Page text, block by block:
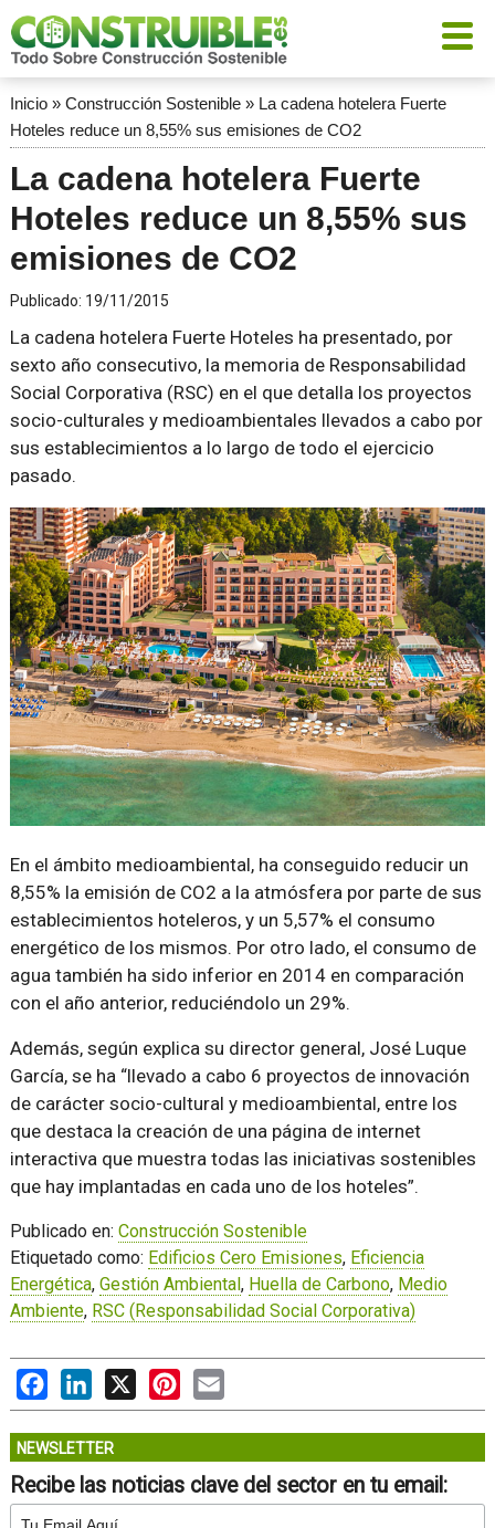
Inicio» Construcción Sostenible» La cadena hotelera Fuerte
Hoteles reduce un 8,55% sus emisiones de CO2
La cadena hotelera Fuerte
Hoteles reduce un 8,55% sus
emisiones de CO2
Publicado: 19/11/2015
La cadena hotelera Fuerte Hoteles ha presentado, por
sexto año consecutivo, la memoria de Responsabilidad
Social Corporativa (RSC) en el que detalla los proyectos
socio-culturales y medioambientales llevados a cabo por
sus establecimientos a lo largo de todo el ejercicio
pasado.
En el ámbito medioambiental, ha conseguido reducir un
8,55% la emisión de CO2 a la atmósfera por parte de sus
establecimientos hoteleros, y un 5,57% el consumo
energético de los mismos. Por otro lado, el consumo de
agua también ha sido inferior en 2014 en comparación
con el año anterior, reduciéndolo un 29%.
Además, según explica su director general, José Luque
García, se ha llevado a cabo 6 proyectos de innovación
de carácter socio-cultural y medioambiental, entre los
que destaca la creación de una página de internet
interactiva que muestra todas las iniciativas sostenibles
que hay implantadas en cada uno de los hoteles .
Publicado en: Construcción Sostenible
Etiquetado como: Edificios Cero Emisiones, Eficiencia
Energética, Gestión Ambiental , Huella de Carbono, Medio
Ambiente, RSC (Responsabilidad Social Corporativa)
FacebookLinkedIn Pinterest
NEWSLETTER
Recibe las noticias clave del sector en tu email: